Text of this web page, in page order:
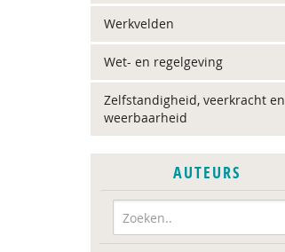
Werkvelden
Wet- en regelgeving
Zelfstandigheid, veerkracht en
weerbaarheid
AUTEURS